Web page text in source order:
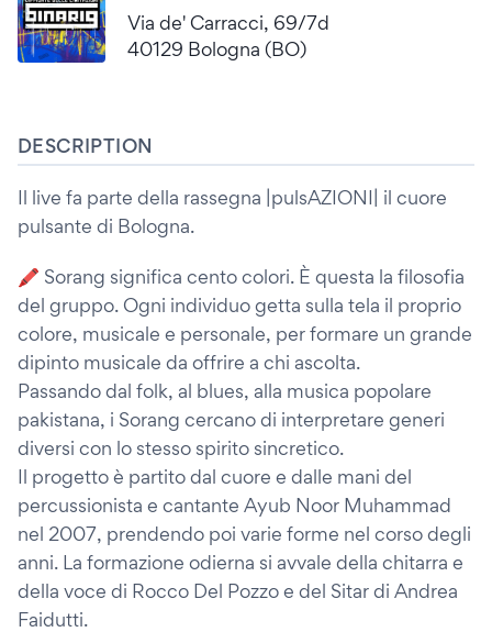
Via de' Carracci, 69/7d
40129 Bologna (BO)
DESCRIPTION
Il live fa parte della rassegna |pulsAZIONI| il cuore
pulsante di Bologna.
🖍️ Sorang significa cento colori. È questa la filosofia
del gruppo. Ogni individuo getta sulla tela il proprio
colore, musicale e personale, per formare un grande
dipinto musicale da offrire a chi ascolta.
Passando dal folk, al blues, alla musica popolare
pakistana, i Sorang cercano di interpretare generi
diversi con lo stesso spirito sincretico.
Il progetto è partito dal cuore e dalle mani del
percussionista e cantante Ayub Noor Muhammad
nel 2007, prendendo poi varie forme nel corso degli
anni. La formazione odierna si avvale della chitarra e
della voce di Rocco Del Pozzo e del Sitar di Andrea
Faidutti.